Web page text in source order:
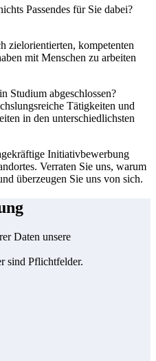
Passendes für Sie dabei?
zielorientierten, kompetenten
mit Menschen zu arbeiten
Studium abgeschlossen?
Tätigkeiten und
in den unterschiedlichsten
Initiativbewerbung
Verraten Sie uns, warum
überzeugen Sie uns von sich.
Daten unsere
sind Pflichtfelder.